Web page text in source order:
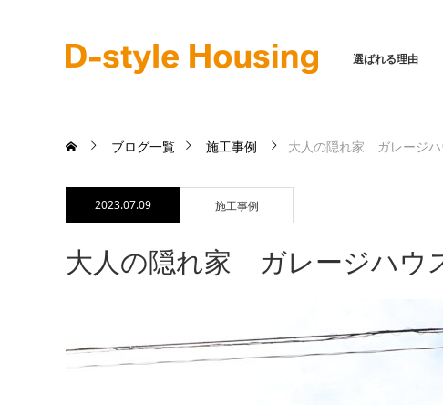
選ばれる理由
ブログ一覧 施工事例 大人の隠れ家 ガレージハ
2023.07.09 施工事例
大人の隠れ家 ガレージハウ